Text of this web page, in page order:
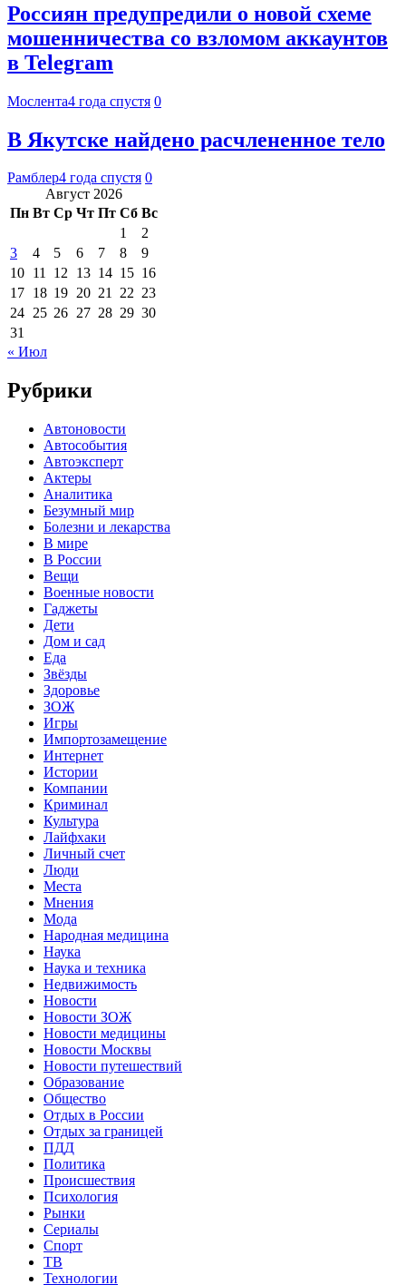
Россиян предупредили о новой схеме
мошенничества со взломом аккаунтов
в Telegram
Мослента4 года спустя 0
В Якутске найдено расчлененное тело
Рамблер4 года спустя 0
Август 2026
Пн Вт Ср Чт Пт Сб Вс
1
2
3
4 5 6 7 8
9
10 11 12 13 14 15 16
17 18 19 20 21 22 23
24 25 26 27 28 29 30
31
« Июл
Рубрики
Автоновости
Автособытия
Автоэксперт
Актеры
Аналитика
Безумный мир
Болезни и лекарства
В мире
В России
Вещи
Военные новости
Гаджеты
Дети
Дом и сад
Еда
Звёзды
Здоровье
ЗОЖ
Игры
Импортозамещение
Интернет
Истории
Компании
Криминал
Культура
Лайфхаки
Личный счет
Люди
Места
Мнения
Мода
Народная медицина
Наука
Наука и техника
Недвижимость
Новости
Новости ЗОЖ
Новости медицины
Новости Москвы
Новости путешествий
Образование
Общество
Отдых в России
Отдых за границей
ПДД
Политика
Происшествия
Психология
Рынки
Сериалы
Спорт
ТВ
Технологии